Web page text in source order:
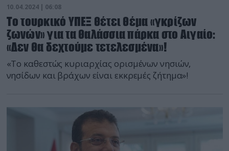
10.04.2024 | 06:08
Το τουρκικό ΥΠΕΞ θέτει θέμα «γκρίζων
ζωνών» για τα θαλάσσια πάρκα στο Αιγαίο:
«Δεν θα δεχτούμε τετελεσμένα»!
«Το καθεστώς κυριαρχίας ορισμένων νησιών,
νησίδων και βράχων είναι εκκρεμές ζήτημα»!